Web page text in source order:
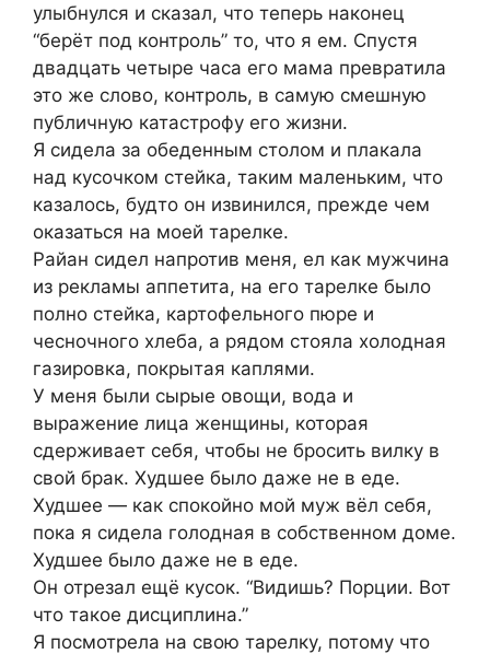
улыбнулся и сказал, что теперь наконец
“берёт под контроль” то, что я ем. Спустя
двадцать четыре часа его мама превратила
это же слово, контроль, в самую смешную
публичную катастрофу его жизни.
Я сидела за обеденным столом и плакала
над кусочком стейка, таким маленьким, что
казалось, будто он извинился, прежде чем
оказаться на моей тарелке.
Райан сидел напротив меня, ел как мужчина
из рекламы аппетита, на его тарелке было
полно стейка, картофельного пюре и
чесночного хлеба, а рядом стояла холодная
газировка, покрытая каплями.
У меня были сырые овощи, вода и
выражение лица женщины, которая
сдерживает себя, чтобы не бросить вилку в
свой брак. Худшее было даже не в еде.
Худшее — как спокойно мой муж вёл себя,
пока я сидела голодная в собственном доме.
Худшее было даже не в еде.
Он отрезал ещё кусок. “Видишь? Порции. Вот
что такое дисциплина.”
Я посмотрела на свою тарелку, потому что